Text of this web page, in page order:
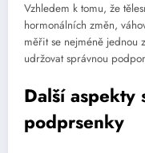
Vzhledem k tomu, že
hormonálních změn,
měřit se nejméně jednou
udržovat správnou
Další aspekty
podprsenky